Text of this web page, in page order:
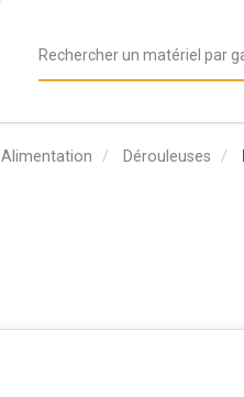
Alimentation Dérouleuses